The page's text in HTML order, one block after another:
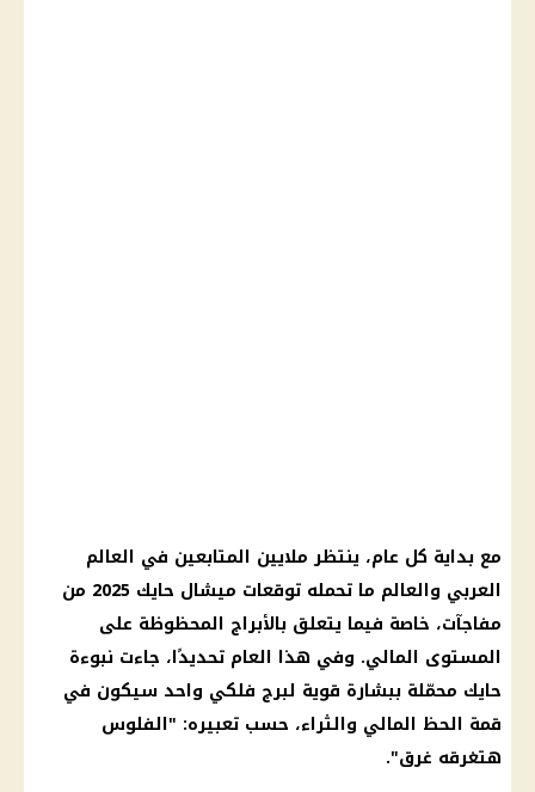
مع بداية كل عام، ينتظر ملايين المتابعين في العالم
العربي والعالم ما تحمله توقعات ميشال حايك 2025 من
مفاجآت، خاصة فيما يتعلق بالأبراج المحظوظة على
المستوى المالي. وفي هذا العام تحديدًا، جاءت نبوءة
حايك محمّلة ببشارة قوية لبرج فلكي واحد سيكون في
قمة الحظ المالي والثراء، حسب تعبيره: "الفلوس
هتغرقه غرق".